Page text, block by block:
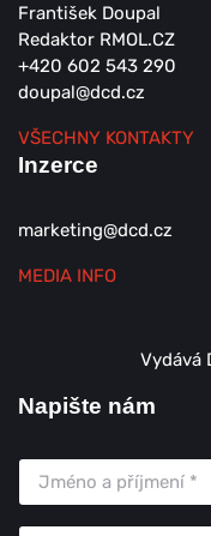
František Doupal
Redaktor RMOL.CZ
+420 602 543 290
doupal@dcd.cz
VŠECHNY KONTAKTY
Inzerce
marketing@dcd.cz
MEDIA INFO
Vydává
Napište nám